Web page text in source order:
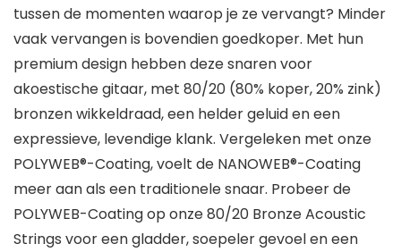
tussen de momenten waarop je ze vervangt? Minder
vaak vervangen is bovendien goedkoper. Met hun
premium design hebben deze snaren voor
akoestische gitaar, met 80/20 (80% koper, 20% zink)
bronzen wikkeldraad, een helder geluid en een
expressieve, levendige klank. Vergeleken met onze
POLYWEB®-Coating, voelt de NANOWEB®-Coating
meer aan als een traditionele snaar. Probeer de
POLYWEB-Coating op onze 80/20 Bronze Acoustic
Strings voor een gladder, soepeler gevoel en een